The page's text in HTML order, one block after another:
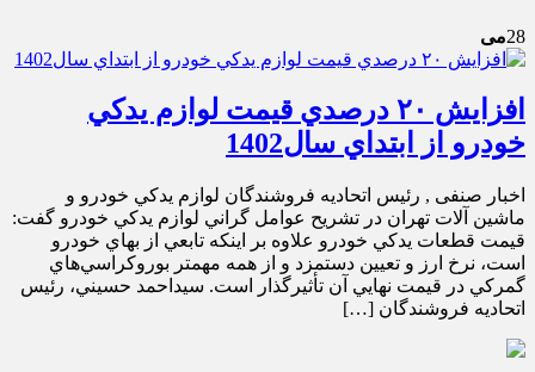
28می
افزايش ۲۰ درصدي قيمت لوازم يدکي
خودرو از ابتداي سال1402
اخبار صنفی , رئيس اتحاديه فروشندگان لوازم يدکي خودرو و
ماشين آلات تهران در تشريح عوامل گراني لوازم يدکي خودرو گفت:
قيمت قطعات يدکي خودرو علاوه بر اينکه تابعي از بهاي خودرو
است، نرخ ارز و تعيين دستمزد و از همه مهمتر بوروکراسي‌هاي
گمرکي در قيمت نهايي آن تأثيرگذار است. سيداحمد حسيني، رئيس
اتحاديه فروشندگان […]